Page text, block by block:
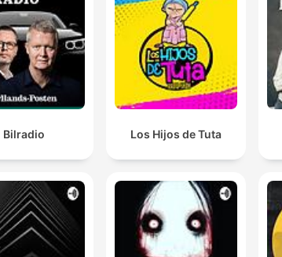
Bilradio Los Hijos de Tuta